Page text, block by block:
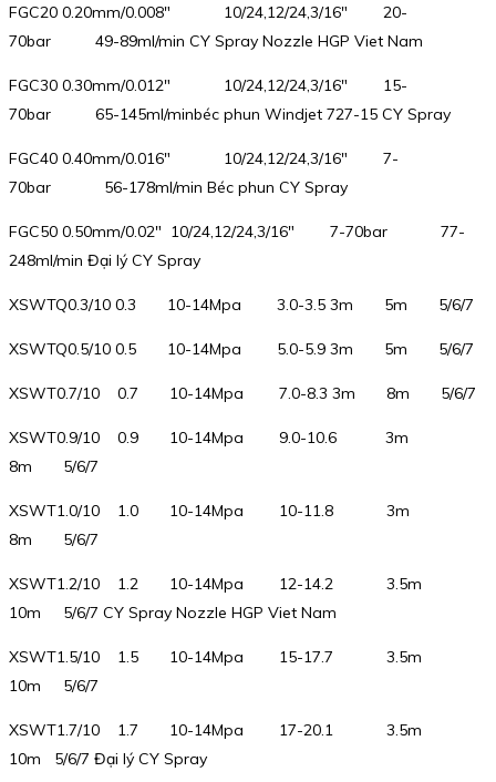
FGC20 0.20mm/0.008″ 10/24,12/24,3/16″ 20-
70bar 49-89ml/min CY Spray Nozzle HGP Viet Nam
FGC30 0.30mm/0.012″ 10/24,12/24,3/16″ 15-
70bar 65-145ml/minbéc phun Windjet 727-15 CY Spray
FGC40 0.40mm/0.016″ 10/24,12/24,3/16″ 7-
70bar 56-178ml/min Béc phun CY Spray
FGC50 0.50mm/0.02″ 10/24,12/24,3/16″ 7-70bar 77-
248ml/min Đại lý CY Spray
XSWTQ0.3/10 0.3 10-14Mpa 3.0-3.5 3m 5m 5/6/7
XSWTQ0.5/10 0.5 10-14Mpa 5.0-5.9 3m 5m 5/6/7
XSWT0.7/10 0.7 10-14Mpa 7.0-8.3 3m 8m 5/6/7
XSWT0.9/10 0.9 10-14Mpa 9.0-10.6 3m
8m 5/6/7
XSWT1.0/10 1.0 10-14Mpa 10-11.8 3m
8m 5/6/7
XSWT1.2/10 1.2 10-14Mpa 12-14.2 3.5m
10m 5/6/7 CY Spray Nozzle HGP Viet Nam
XSWT1.5/10 1.5 10-14Mpa 15-17.7 3.5m
10m 5/6/7
XSWT1.7/10 1.7 10-14Mpa 17-20.1 3.5m
10m 5/6/7 Đại lý CY Spray